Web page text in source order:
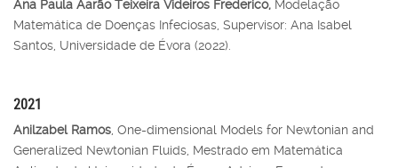
Ana Paula Aarão Teixeira Videiros Frederico, Modelação
Matemática de Doenças Infeciosas, Supervisor: Ana Isabel
Santos, Universidade de Évora (2022).
2021
Anilzabel Ramos, One-dimensional Models for Newtonian and
Generalized Newtonian Fluids, Mestrado em Matemática